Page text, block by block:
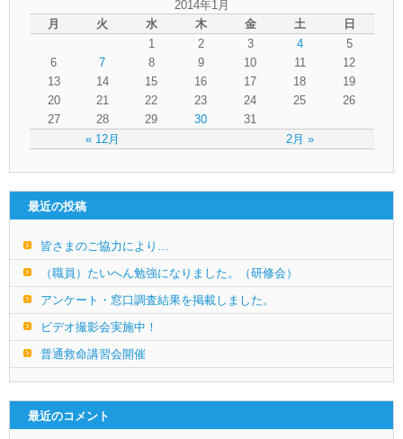
2014年1月
月
火 水 木 金 土 日
« 12月 2月 »
1 2 3 4
5
6
7 8 9 10 11
12
13
14 15 16 17 18
19
20
21 22 23 24 25
26
27
28 29 30 31
最近の投稿
皆さまのご協力により…
（職員）たいへん勉強になりました。（研修会）
アンケート・窓口調査結果を掲載しました。
ビデオ撮影会実施中！
普通救命講習会開催
最近のコメント